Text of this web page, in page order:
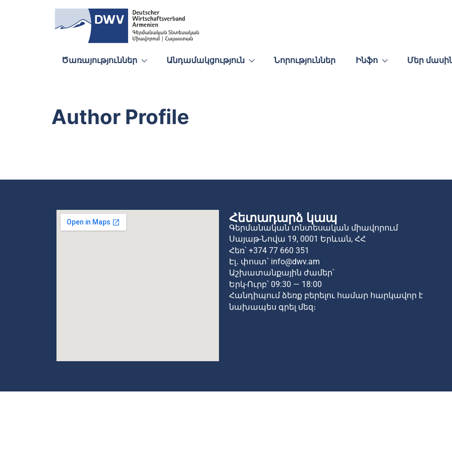
Ծառայություններ Անդամակցություն Նորություններ Ինֆո Մեր
Author Profile
Հետադարձ կապ
Գերմանական տնտեսական միավորում
Սայաթ-Նովա 19, 0001 Երևան, ՀՀ
Հեռ՝ +374 77 660 351
Էլ․ փոստ՝ info@dwv.am
Աշխատանքային ժամեր՝
Երկ-Ուրբ՝ 09:30 — 18:00
Հանդիպում ձեռք բերելու համար հարկավոր է
նախապես գրել մեզ։